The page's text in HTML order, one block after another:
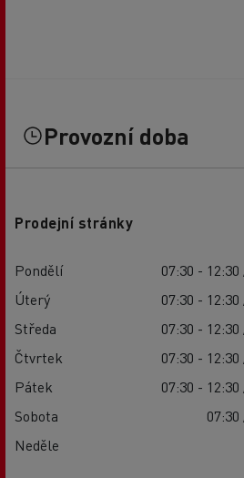
Provozní doba
Prodejní stránky
Pondělí
07:30 -
Úterý
07:30 -
Středa
07:30 -
Čtvrtek
07:30 -
Pátek
07:30 -
Sobota
Neděle